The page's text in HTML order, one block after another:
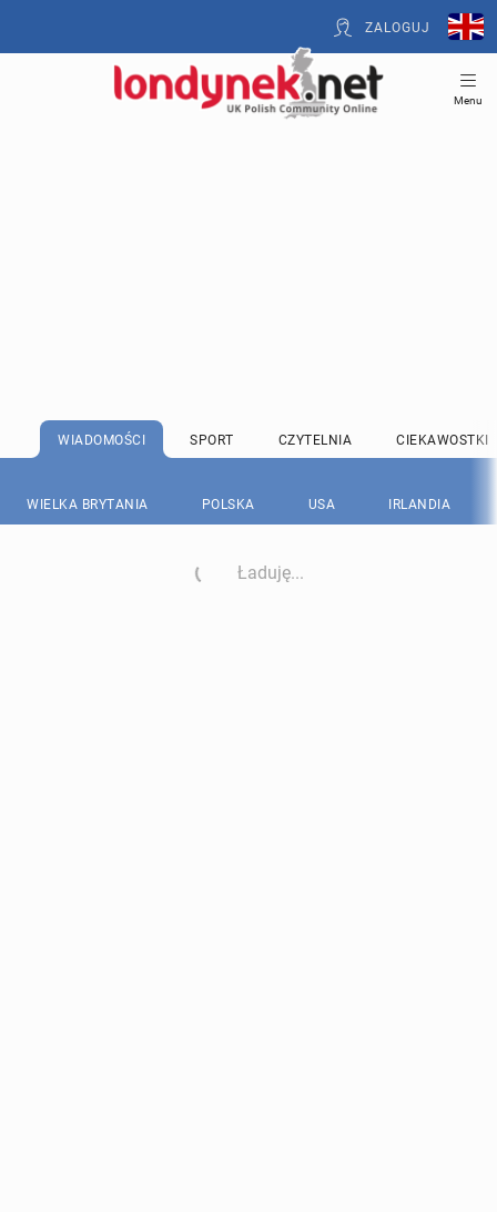
ZALOGUJ
Menu
WIADOMOŚCI SPORT CZYTELNIA CIEKAWOSTKI
WIELKA BRYTANIA POLSKA USA IRLANDIA
Ładuję...